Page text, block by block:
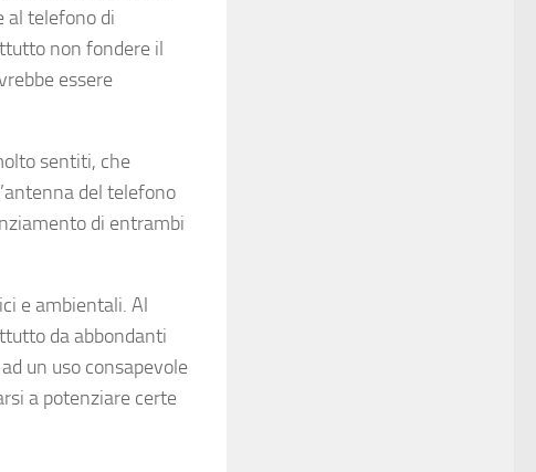
al telefono di
non fondere il
essere
sentiti, che
del telefono
di entrambi
e ambientali. Al
da abbondanti
un uso consapevole
a potenziare certe